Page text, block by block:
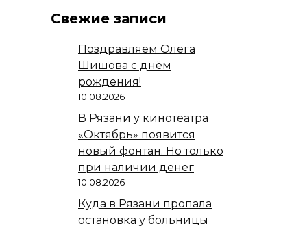
Свежие записи
Поздравляем Олега
Шишова с днём
рождения!
10.08.2026
В Рязани у кинотеатра
«Октябрь» появится
новый фонтан. Но только
при наличии денег
10.08.2026
Куда в Рязани пропала
остановка у больницы